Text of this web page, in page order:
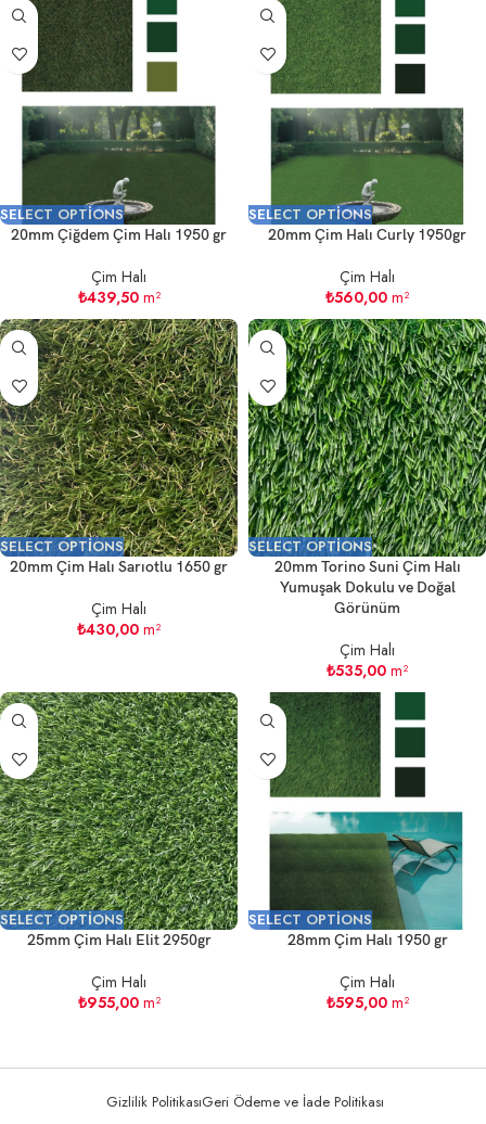
SELECT OPTIONS
20mm Çiğdem Çim Halı 1950 gr
Çim Halı
₺439,50m²
SELECT OPTIONS
20mm Çim Halı Curly 1950gr
Çim Halı
₺560,00 m²
SELECT OPTIONS
20mm Çim Halı Sarıotlu 1650 gr
Çim Halı
₺430,00 m²
SELECT OPTIONS
20mm Torino Suni Çim Halı
Yumuşak Dokulu ve Doğal
Görünüm
Çim Halı
₺535,00 m²
SELECT OPTIONS
25mm Çim Halı Elit 2950gr
Çim Halı
₺955,00m²
SELECT OPTIONS
28mm Çim Halı 1950 gr
Çim Halı
₺595,00m²
Gizlilik PolitikasıGeri Ödeme ve İade Politikası